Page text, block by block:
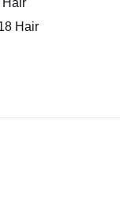
Hair